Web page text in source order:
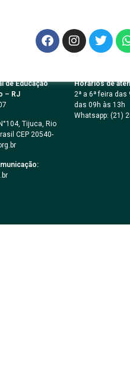
de Educação
– RJ
Tijuca, Rio
CEP 20540-
Horários de
2ª a 6ª feira
das 09h às 13h
Whatsapp: (21)